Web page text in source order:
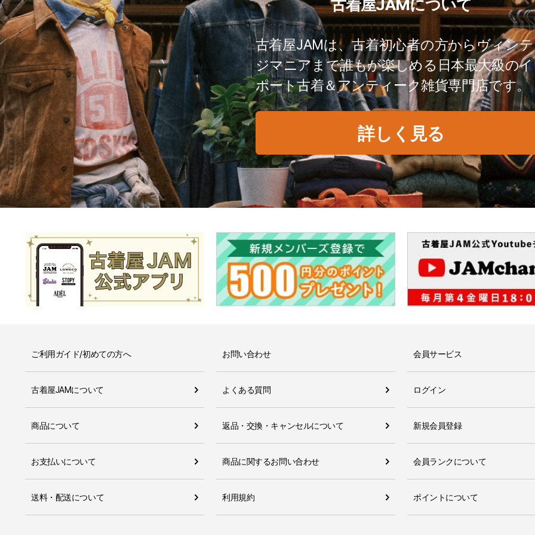
古着屋JAMについて
古着屋JAMは、古着初心者の方からヴィン
ジマニアまで誰もが楽しめる日本最大級の
ポート古着＆アンティーク雑貨専門店です。
詳しく見る
ご利用ガイド/初めての方へ
古着屋JAMについて
商品について
お支払いについて
送料・配送について
お問い合わせ
よくある質問
返品・交換・キャンセルについて
商品に関するお問い合わせ
利用規約
会員サービス
ログイン
新規会員登録
会員ランクについて
ポイントについて